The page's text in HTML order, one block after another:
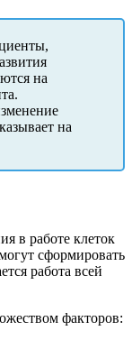
на
на
в работе клеток
сформировать
работа всей
факторов: